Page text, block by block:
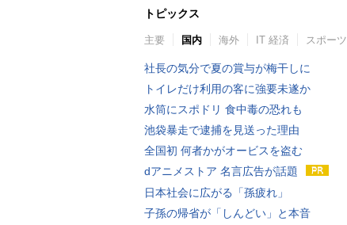
トピックス
主要 国内 海外 IT 経済 スポーツ
社長の気分で夏の賞与が梅干しに
トイレだけ利用の客に強要未遂か
水筒にスポドリ 食中毒の恐れも
池袋暴走で逮捕を見送った理由
全国初 何者かがオービスを盗む
dアニメストア 名言広告が話題
日本社会に広がる「孫疲れ」
子孫の帰省が「しんどい」と本音